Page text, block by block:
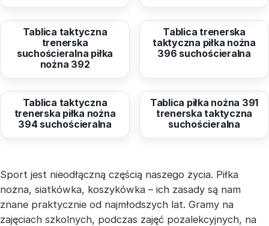
Tablica taktyczna
trenerska
suchościeralna piłka
nożna 392
Tablica trenerska
taktyczna piłka nożna
396 suchościeralna
Tablica taktyczna
trenerska piłka nożna
394 suchościeralna
Tablica piłka nożna 391
trenerska taktyczna
suchościeralna
Sport jest nieodłączną częścią naszego życia. Piłka
nożna, siatkówka, koszykówka – ich zasady są nam
znane praktycznie od najmłodszych lat. Gramy na
zajęciach szkolnych, podczas zajęć pozalekcyjnych, na